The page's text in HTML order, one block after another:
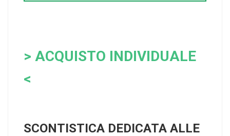
> ACQUISTO INDIVIDUALE
<
SCONTISTICA DEDICATA ALLE